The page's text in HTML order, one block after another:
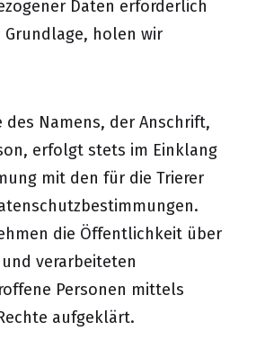
Daten erforderlich
holen wir
Namens, der Anschrift,
erfolgt stets im Einklang
mit den für die Trierer
die Öffentlichkeit über
verarbeiteten
Personen mittels
aufgeklärt.